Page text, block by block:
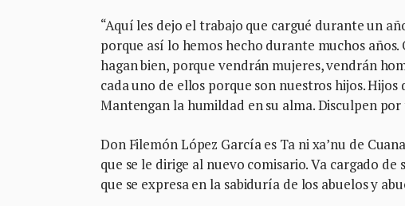
“Aquí les dejo el trabajo que cargué durante un
porque así lo hemos hecho durante muchos
hagan bien, porque vendrán mujeres, vendrán
cada uno de ellos porque son nuestros hijos.
Mantengan la humildad en su alma. Disculpen por
Don Filemón López García es Ta ni xa’nu de
que se le dirige al nuevo comisario. Va cargado
que se expresa en la sabiduría de los abuelos y